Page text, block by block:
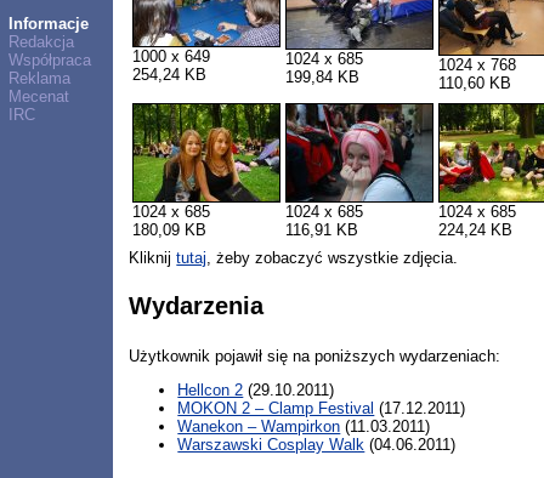
Informacje
Redakcja
Współpraca
Reklama
Mecenat
IRC
1000 x 649
254,24 KB
1024 x 685
199,84 KB
1024 x 768
110,60 KB
1024 x 685
180,09 KB
1024 x 685
116,91 KB
1024 x 685
224,24 KB
Kliknijtutaj, żeby zobaczyć wszystkie zdjęcia.
Wydarzenia
Użytkownik pojawił się na poniższych wydarzeniach:
Hellcon 2 (29.10.2011)
MOKON 2 – Clamp Festival (17.12.2011)
Wanekon – Wampirkon (11.03.2011)
Warszawski Cosplay Walk (04.06.2011)